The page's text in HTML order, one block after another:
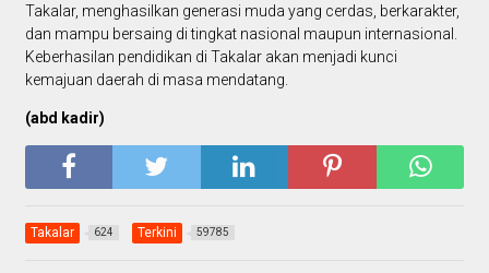
Takalar, menghasilkan generasi muda yang cerdas, berkarakter,
dan mampu bersaing di tingkat nasional maupun internasional.
Keberhasilan pendidikan di Takalar akan menjadi kunci
kemajuan daerah di masa mendatang.
(abd kadir)
Takalar 624 Terkini 59785